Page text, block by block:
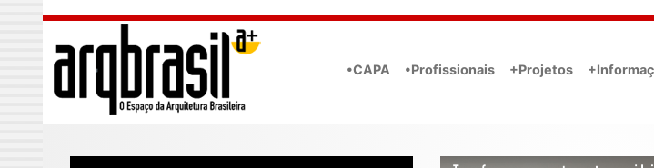
Skip to main content
•CAPA •Profissionais +Projetos